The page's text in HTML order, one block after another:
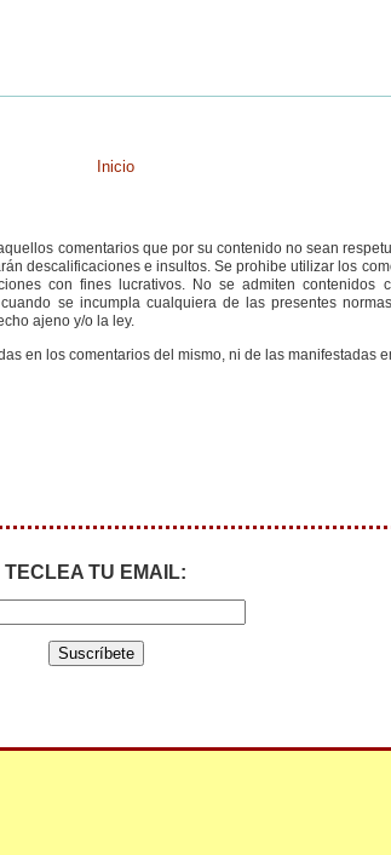
Inicio
comentarios que por su contenido no sean
descalificaciones e insultos. Se prohibe utilizar los
con fines lucrativos. No se admiten contenidos
se incumpla cualquiera de las presentes
ajeno y/o la ley.
en los comentarios del mismo, ni de las manifestadas
TECLEA TU EMAIL: